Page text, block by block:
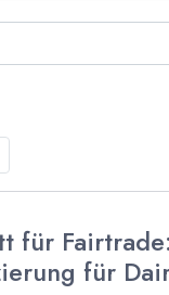
für
für